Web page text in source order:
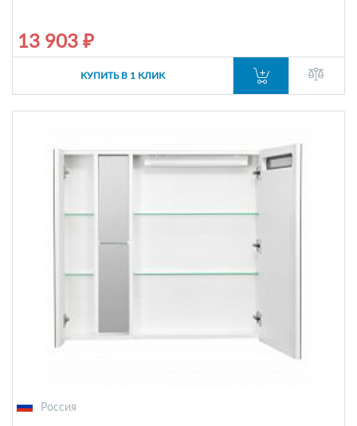
13 903 ₽
КУПИТЬ В 1 КЛИК
Россия